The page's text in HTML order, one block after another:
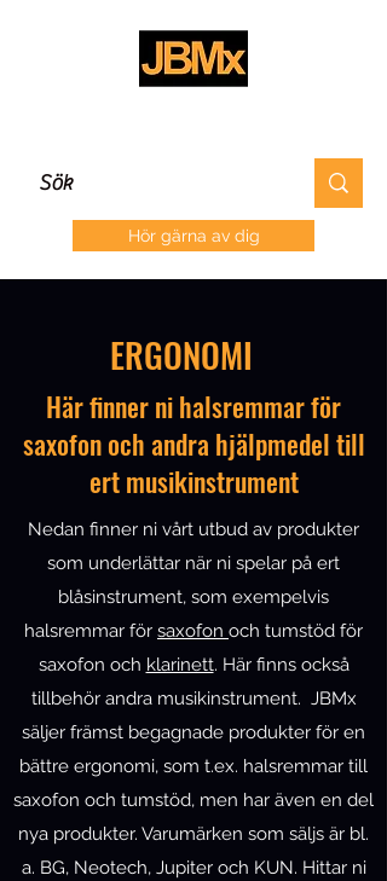
Hör gärna av dig
ERGONOMI
Här finner ni halsremmar för
saxofon och andra hjälpmedel till
ert musikinstrument
Nedan finner ni vårt utbud av produkter
som underlättar när ni spelar på ert
blåsinstrument, som exempelvis
halsremmar för saxofon och tumstöd för
saxofon och klarinett. Här finns också
tillbehör andra musikinstrument. JBMx
säljer främst begagnade produkter för en
bättre ergonomi, som t.ex. halsremmar till
saxofon och tumstöd, men har även en del
nya produkter. Varumärken som säljs är bl.
a. BG, Neotech, Jupiter och KUN. Hittar ni